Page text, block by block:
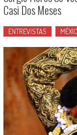
Casi Dos Meses
ENTREVISTAS